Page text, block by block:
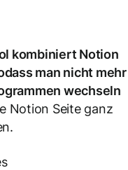
kombiniert Notion
man nicht mehr
wechseln
Notion Seite ganz